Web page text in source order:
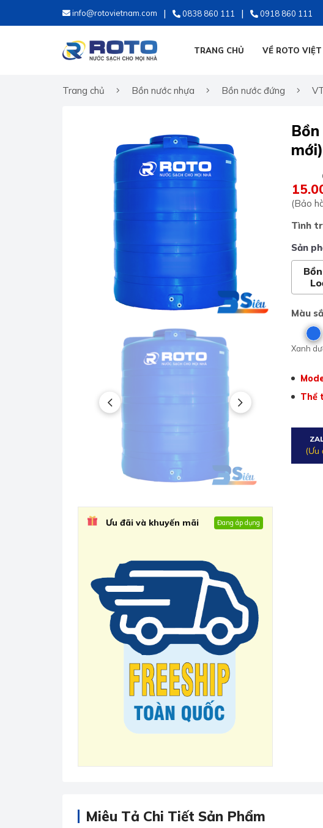
info@rotovietnam.com 0838 860 111 0918 860 111
TRANG CHỦ VỀ ROTO
Trang chủ Bồn nước nhựa Bồn nước đứng
Ưu đãi và khuyến mãi Đang áp dụng
mới)
(Bảo
Tình
Sản
Màu
Xanh
Thể
(Ưu
Miêu Tả Chi Tiết Sản Phẩm